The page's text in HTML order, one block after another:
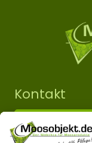
Kontakt